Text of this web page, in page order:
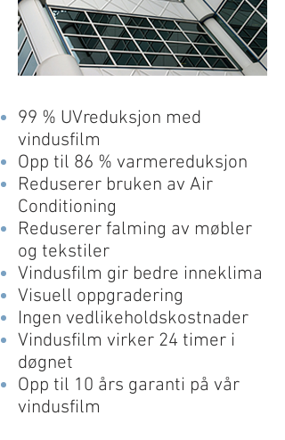
99 % UVreduksjon med
vindusfilm
Opp til 86 % varmereduksjon
Reduserer bruken av Air
Conditioning
Reduserer falming av møbler
og tekstiler
Vindusfilm gir bedre inneklima
Visuell oppgradering
Ingen vedlikeholdskostnader
Vindusfilm virker 24 timer i
døgnet
Opp til 10 års garanti på vår
vindusfilm